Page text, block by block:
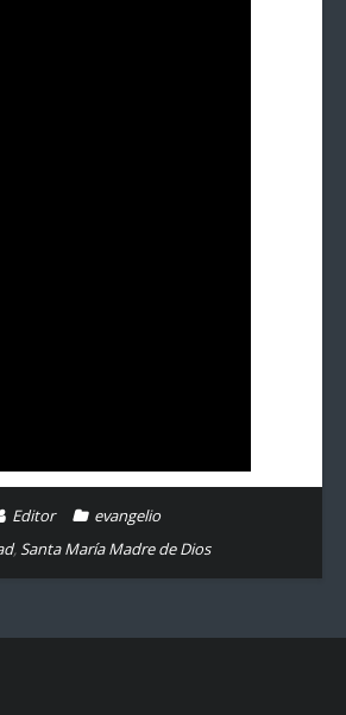
Editor
evangelio
,Santa María Madre de Dios